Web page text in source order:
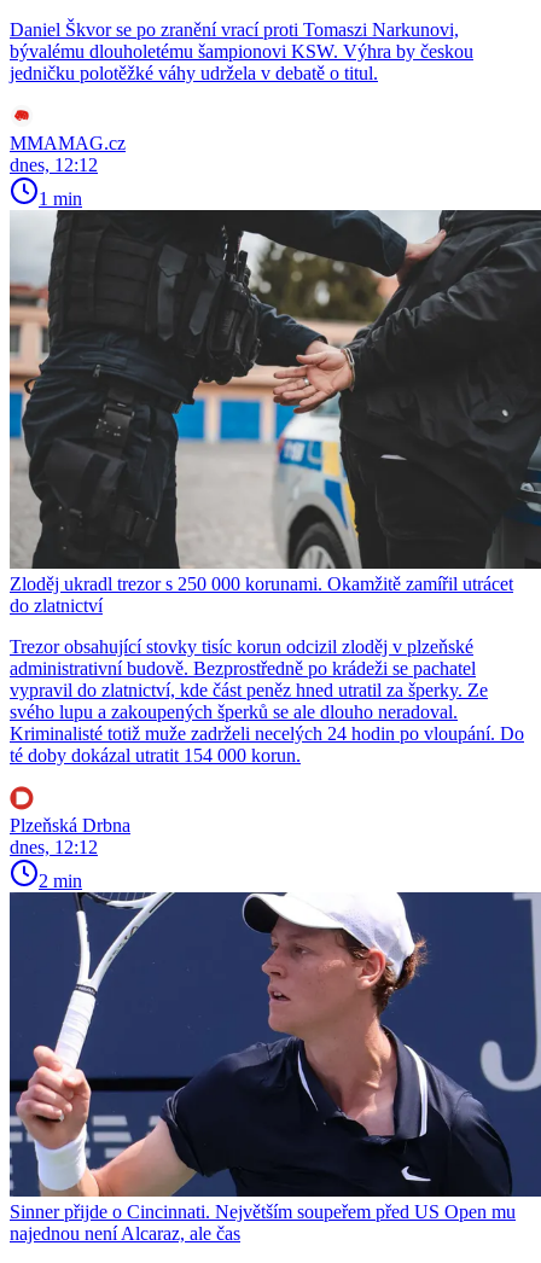
Daniel Škvor se po zranění vrací proti Tomaszi Narkunovi,
bývalému dlouholetému šampionovi KSW. Výhra by českou
jedničku polotěžké váhy udržela v debatě o titul.
MMAMAG.cz
dnes, 12:12
1 min
Zloděj ukradl trezor s 250 000 korunami. Okamžitě zamířil utrácet
do zlatnictví
Trezor obsahující stovky tisíc korun odcizil zloděj v plzeňské
administrativní budově. Bezprostředně po krádeži se pachatel
vypravil do zlatnictví, kde část peněz hned utratil za šperky. Ze
svého lupu a zakoupených šperků se ale dlouho neradoval.
Kriminalisté totiž muže zadrželi necelých 24 hodin po vloupání. Do
té doby dokázal utratit 154 000 korun.
Plzeňská Drbna
dnes, 12:12
2 min
Sinner přijde o Cincinnati. Největším soupeřem před US Open mu
najednou není Alcaraz, ale čas